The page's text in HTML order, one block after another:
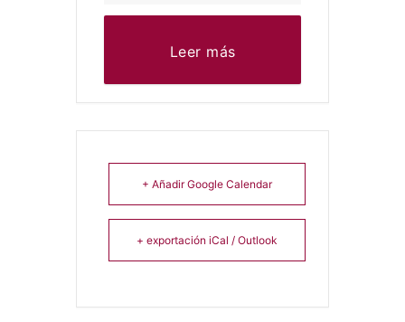
Leer más
+ Añadir Google Calendar
+ exportación iCal / Outlook